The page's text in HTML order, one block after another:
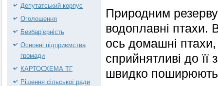
Депутатський корпус
Оголошення
Безбар’єрність
Основні підприємства
громади
КАРТОСХЕМА ТГ
Рішення сільської ради
Природним
водоплавні птахи.
ось домашні
сприйнятливі до її
швидко